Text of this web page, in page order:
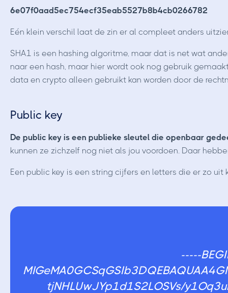
6e07f0aad5ec754ecf35eab5527b8b4cb0266782
Eén klein verschil laat de zin er al compleet anders
SHA1 is een hashing algoritme, maar dat is net wat
naar een hash, maar hier wordt ook nog gebruik
data en crypto alleen gebruikt kan worden door de
Public key
De public key is een publieke sleutel die openbaar
kunnen ze zichzelf nog niet als jou voordoen. Daar
Een public key is een string cijfers en letters die er zo uit
-----
tjNHLUwJYp1d1S2LOSVs/